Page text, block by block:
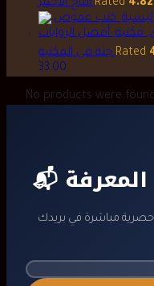
التاج الأحمر Rated 4.82
جثة فى المكتبة Rated
is:
No products were
مباشرة في بريدك